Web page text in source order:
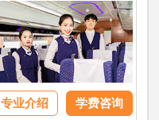
专业介绍 学费咨询